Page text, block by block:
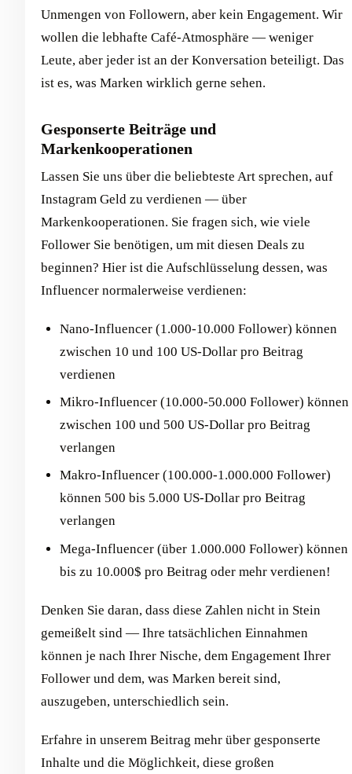
Unmengen von Followern, aber kein Engagement. Wir
wollen die lebhafte Café-Atmosphäre — weniger
Leute, aber jeder ist an der Konversation beteiligt. Das
ist es, was Marken wirklich gerne sehen.
Gesponserte Beiträge und
Markenkooperationen
Lassen Sie uns über die beliebteste Art sprechen, auf
Instagram Geld zu verdienen — über
Markenkooperationen. Sie fragen sich, wie viele
Follower Sie benötigen, um mit diesen Deals zu
beginnen? Hier ist die Aufschlüsselung dessen, was
Influencer normalerweise verdienen:
Nano-Influencer (1.000-10.000 Follower) können
zwischen 10 und 100 US-Dollar pro Beitrag
verdienen
Mikro-Influencer (10.000-50.000 Follower) können
zwischen 100 und 500 US-Dollar pro Beitrag
verlangen
Makro-Influencer (100.000-1.000.000 Follower)
können 500 bis 5.000 US-Dollar pro Beitrag
verlangen
Mega-Influencer (über 1.000.000 Follower) können
bis zu 10.000$ pro Beitrag oder mehr verdienen!
Denken Sie daran, dass diese Zahlen nicht in Stein
gemeißelt sind — Ihre tatsächlichen Einnahmen
können je nach Ihrer Nische, dem Engagement Ihrer
Follower und dem, was Marken bereit sind,
auszugeben, unterschiedlich sein.
Erfahre in unserem Beitrag mehr über gesponserte
Inhalte und die Möglichkeit, diese großen